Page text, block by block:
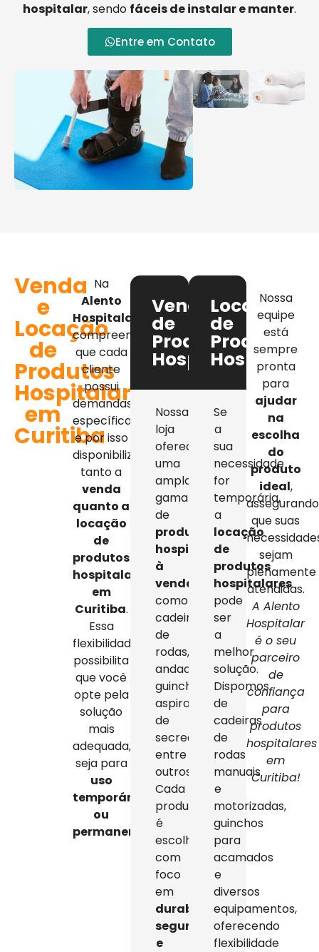
hospitalar, sendo fáceis de instalar e manter.
Entre em Contato
Venda
e
Locação
de
Produtos
Hospitalares
em
Curitiba
Na
Alento
Hospitalar
compreendemos
que cada
cliente
possui
demandas
específicas,
e por isso
disponibilizamos
tanto a
venda
quanto a
locação
de
produtos
hospitalares
em
Curitiba.
Essa
flexibilidade
possibilita
que você
opte pela
solução
mais
adequada,
seja para
uso
temporário
ou
permanente
Venda
de
Produtos
Hospitalares
Nossa
loja
oferece
uma
ampla
gama
de
produtos
hospitalares
à
venda
como
cadeiras
de
rodas,
andadores,
guinchos,
aspiradores
de
secreção,
entre
outros.
Cada
produto
é
escolhido
com
foco
em
durabilidade,
segurança
e
Locação
de
Produtos
Se
a
sua
necessidade
for
temporária,
a
locação
de
produtos
hospitalares
pode
ser
a
melhor
solução.
Dispomos
de
cadeiras
de
rodas
manuais
e
motorizadas,
guinchos
para
acamados
e
diversos
equipamentos,
oferecendo
flexibilidade
Nossa
equipe
está
sempre
pronta
para
ajudar
na
escolha
do
produto
ideal,
assegurando
que suas
sejam
plenamente
atendidas.
A Alento
Hospitalar
é o seu
parceiro
de
confiança
para
produtos
hospitalares
em
Curitiba!